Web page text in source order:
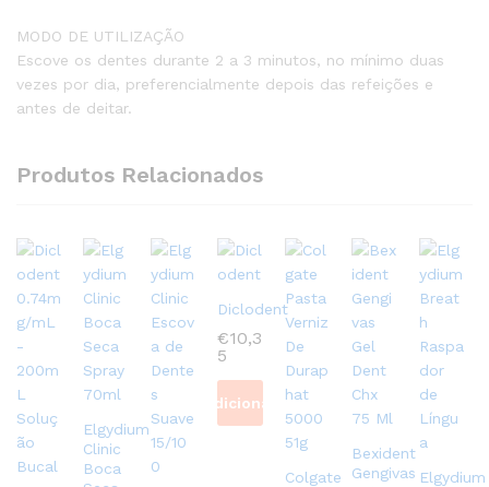
MODO DE UTILIZAÇÃO
Escove os dentes durante 2 a 3 minutos, no mínimo duas
vezes por dia, preferencialmente depois das refeições e
antes de deitar.
Produtos Relacionados
Elgydium
Clinic
Boca
Diclodent
€10,3
5
Adicionar
Colgate
Bexident
Gengivas Elgydium